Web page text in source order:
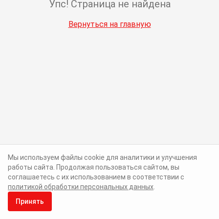
Упс! Страница не найдена
Вернуться на главную
Мы используем файлы cookie для аналитики и улучшения
работы сайта. Продолжая пользоваться сайтом, вы
соглашаетесь с их использованием в соответствии с
политикой обработки персональных данных
Принять